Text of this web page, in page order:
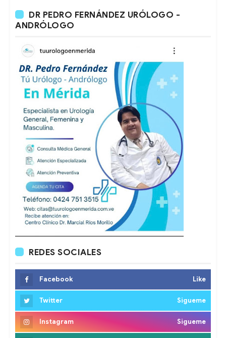
DR PEDRO FERNÁNDEZ URÓLOGO -
ANDRÓLOGO
REDES SOCIALES
Facebook Like
Twitter Sigueme
Instagram Sigueme